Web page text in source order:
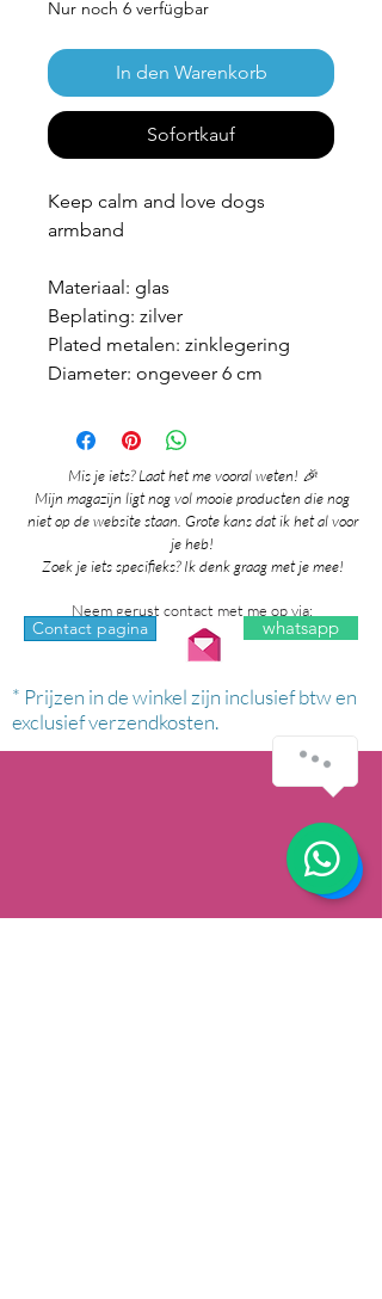
Nur noch 6 verfügbar
In den Warenkorb
Sofortkauf
Keep calm and love dogs
armband
Materiaal: glas
Beplating: zilver
Plated metalen: zinklegering
Diameter: ongeveer 6 cm
Mis je iets? Laat het me vooral weten! 🎉
Mijn magazijn ligt nog vol mooie producten die nog
niet op de website staan. Grote kans dat ik het al voor
je heb!
Zoek je iets specifieks? Ik denk graag met je mee!
Neem gerust contact met me op via:
Contact pagina whatsapp
* Prijzen in de winkel zijn inclusief btw en
exclusief verzendkosten.